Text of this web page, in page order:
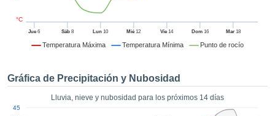
basada
nuestra
Temperatura Máxima Temperatura Mínima Punto de rocío
Jue 6 Sáb8 Lun 10 Mié 12 Vie 14 Dom16 Mar18
°C
Gráfica de Precipitación y Nubosidad
Lluvia, nieve y nubosidad para los próximos 14 días
45